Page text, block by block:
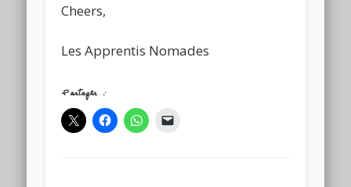
Cheers,
Les Apprentis Nomades
Partager :